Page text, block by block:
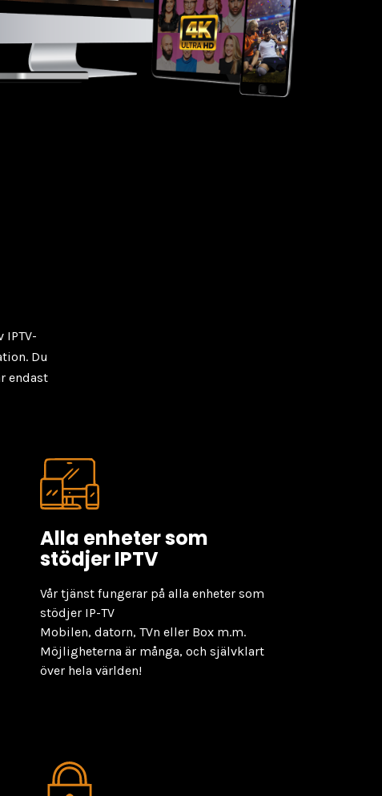
IPTV-
Du
endast
Alla enheter som
stödjer IPTV
Vår tjänst fungerar på alla enheter som
stödjer IP-TV
Mobilen, datorn, TVn eller Box m.m.
Möjligheterna är många, och självklart
över hela världen!